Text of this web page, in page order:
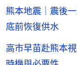
熊本地震｜震後
底前恢復供水
高市早苗赴熊本